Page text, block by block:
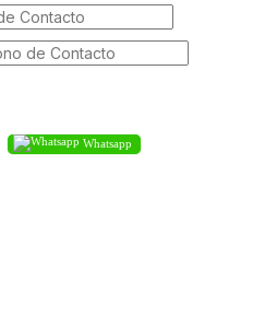
Whatsapp